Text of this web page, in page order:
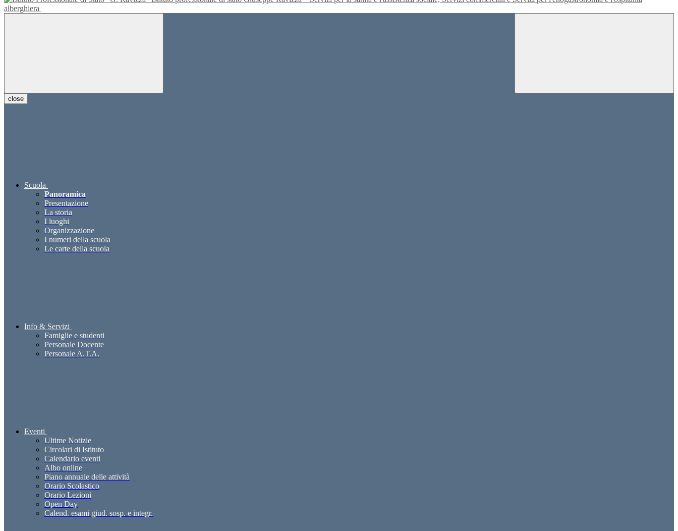
alberghiera
close
Scuola
Panoramica
Presentazione
La storia
I luoghi
Organizzazione
I numeri della scuola
Le carte della scuola
Info & Servizi
Famiglie e studenti
Personale Docente
Personale A.T.A.
Eventi
Ultime Notizie
Circolari di Istituto
Calendario eventi
Albo online
Piano annuale delle attività
Orario Scolastico
Orario Lezioni
Open Day
Calend. esami giud. sosp. e integr.